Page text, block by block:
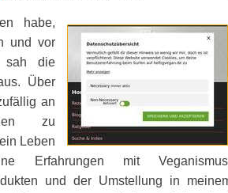
habe,
und vor
sah die
Über
an
zu
Leben
Erfahrungen mit
und der Umstellung in